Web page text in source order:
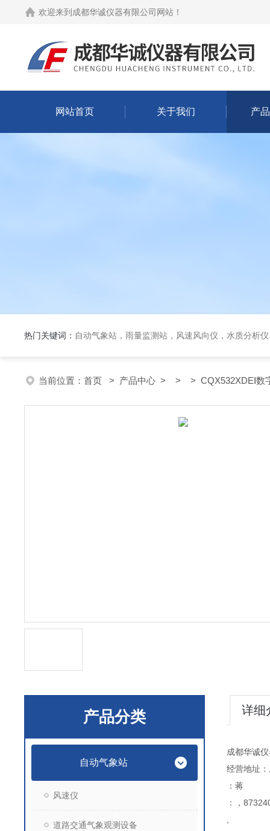
欢迎来到 成都华诚仪器有限公司网站 ！
网站首页 关于我们 产
热门关键词： 自动气象站，雨量监测站，风速风向仪，水质分析
当前位置： 首页 > 产品中心 > > > CQX532XDEⅠ数
产品分类
自动气象站
风速仪
道路交通气象观测设备
详细
成都华诚
经营地址
：蒋
：，